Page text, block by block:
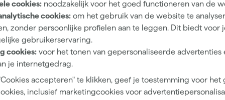
cookies: noodzakelijk voor het goed functioneren van de
cookies: om het gebruik van de website te
zonder persoonlijke profielen aan te leggen. Dit biedt voor
gebruikerservaring.
cookies: voor het tonen van gepersonaliseerde advertenties
je internetgedrag.
accepteren" te klikken, geef je toestemming voor het
inclusief marketingcookies voor
Unisex
XXL